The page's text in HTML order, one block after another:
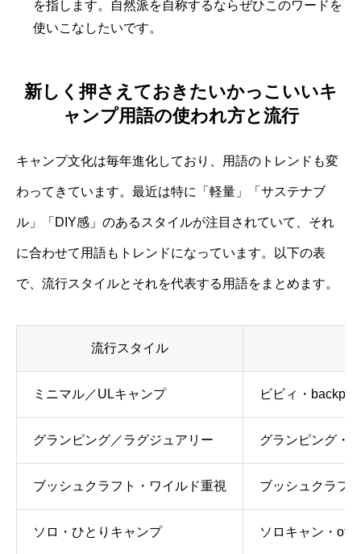
を指します。自然派を自称するならぜひこのワードを
使いこなしたいです。
新しく押さえておきたいかっこいいキ
ャンプ用語の使われ方と流行
キャンプ文化は毎年進化しており、用語のトレンドも変
わってきています。最近は特に「軽量」「サステナブ
ル」「DIY感」のあるスタイルが注目されていて、それ
に合わせて用語もトレンドになっています。以下の表
で、流行スタイルとそれを代表する用語をまとめます。
流行スタイル
ミニマル／ULキャンプ ビビィ・
グランピング／ラグジュアリー グランピング・
ブッシュクラフト・ワイルド重視 ブッシュクラフ
ソロ・ひとりキャンプ ソロキャン・off-